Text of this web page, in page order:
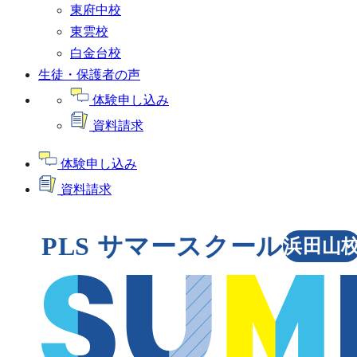
東府中校
東雲校
白金台校
生徒・保護者の声
体験申し込み
資料請求
体験申し込み
資料請求
PLS サマースクール浜田山